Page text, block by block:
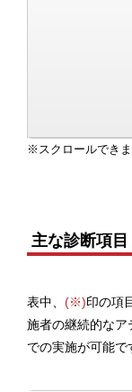
主な診断項目
表中、 (※)印の項
施者の継続的なア
での実施が可能で